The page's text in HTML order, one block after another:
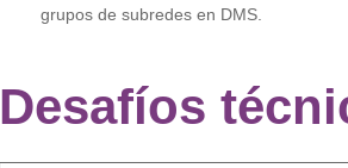
grupos de subredes en DMS.
Desafíos